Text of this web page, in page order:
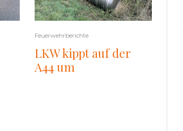
Feuerwehrberichte
LKW kippt auf der
A44 um